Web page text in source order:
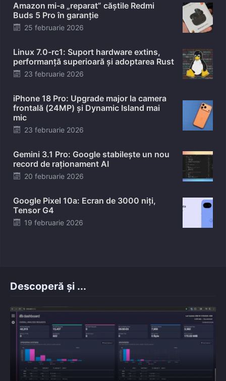
Amazon mi-a „reparat” căștile Redmi
Buds 5 Pro în garanție
Posted
25 februarie 2026
Linux 7.0-rc1: Suport hardware extins,
performanță superioară și adoptarea Rust
Posted
23 februarie 2026
iPhone 18 Pro: Upgrade major la camera
frontală (24MP) și Dynamic Island mai
mic
Posted
23 februarie 2026
Gemini 3.1 Pro: Google stabilește un nou
record de raționament AI
Posted
20 februarie 2026
Google Pixel 10a: Ecran de 3000 niți,
Tensor G4
Posted
19 februarie 2026
Descoperă și ...